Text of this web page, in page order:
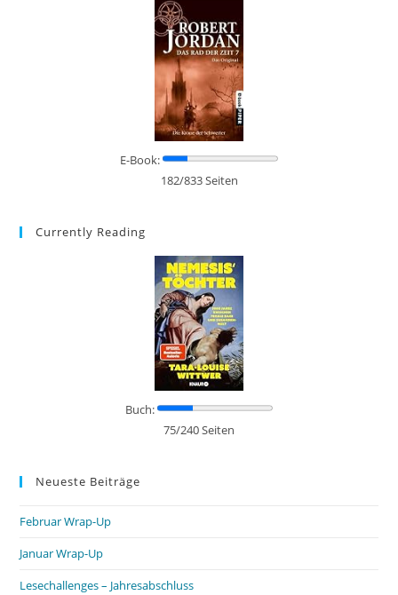
E-Book:
182/833 Seiten
Currently Reading
Buch:
75/240 Seiten
Neueste Beiträge
Februar Wrap-Up
Januar Wrap-Up
Lesechallenges – Jahresabschluss